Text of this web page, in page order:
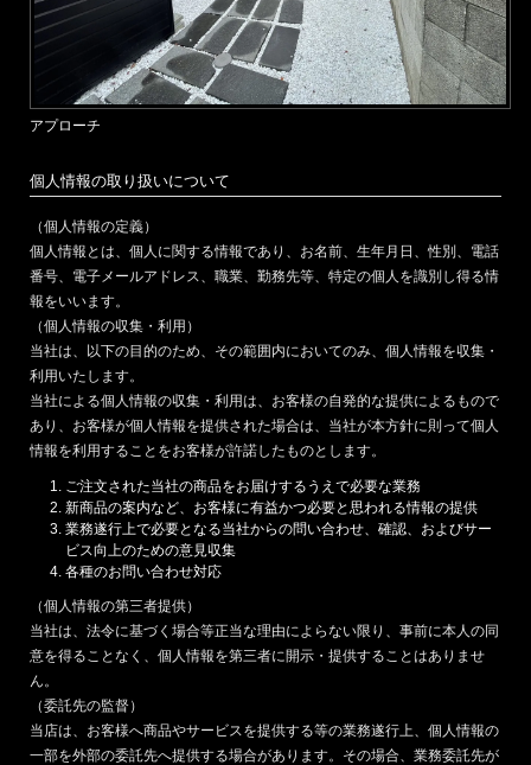
アプローチ
個人情報の取り扱いについて
（個人情報の定義）
個人情報とは、個人に関する情報であり、お名前、生年月日、性別、電話
番号、電子メールアドレス、職業、勤務先等、特定の個人を識別し得る情
報をいいます。
（個人情報の収集・利用）
当社は、以下の目的のため、その範囲内においてのみ、個人情報を収集・
利用いたします。
当社による個人情報の収集・利用は、お客様の自発的な提供によるもので
あり、お客様が個人情報を提供された場合は、当社が本方針に則って個人
情報を利用することをお客様が許諾したものとします。
ご注文された当社の商品をお届けするうえで必要な業務
新商品の案内など、お客様に有益かつ必要と思われる情報の提供
業務遂行上で必要となる当社からの問い合わせ、確認、およびサー
ビス向上のための意見収集
各種のお問い合わせ対応
（個人情報の第三者提供）
当社は、法令に基づく場合等正当な理由によらない限り、事前に本人の同
意を得ることなく、個人情報を第三者に開示・提供することはありませ
ん。
（委託先の監督）
当店は、お客様へ商品やサービスを提供する等の業務遂行上、個人情報の
一部を外部の委託先へ提供する場合があります。その場合、業務委託先が